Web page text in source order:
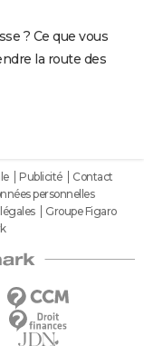
? Ce que vous
la route des
Publicité
Contact
personnelles
Groupe Figaro